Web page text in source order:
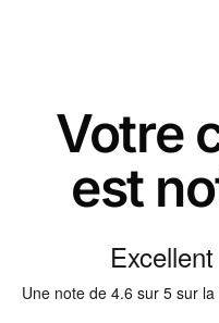
Votre
est